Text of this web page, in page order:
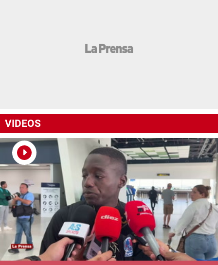
VIDEOS